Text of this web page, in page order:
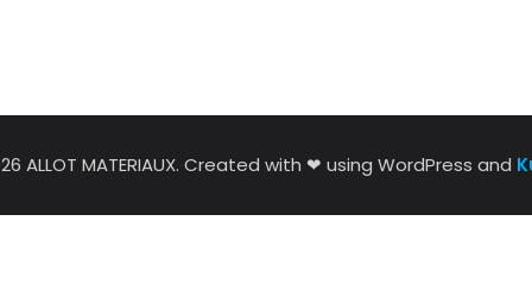
ALLOT MATERIAUX. Created with ❤ using WordPress and